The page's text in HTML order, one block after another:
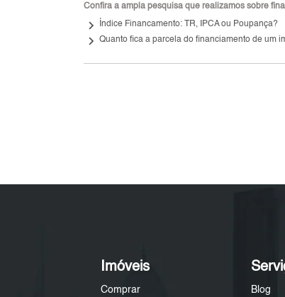
Confira a ampla pesquisa que realizamos sobre
keyboard_arrow_right Índice Financamento: TR, IPCA ou Poupança?
keyboard_arrow_right Quanto fica a parcela do financiamento de um
Imóveis
Comprar Blog